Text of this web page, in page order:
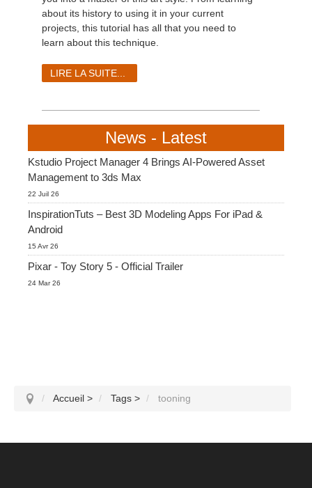
Softimage
LightWave
SketchUp
about its history to using it in your current
projects, this tutorial has all that you need to
learn about this technique.
LIRE LA SUITE...
News - Latest
Kstudio Project Manager 4 Brings AI-Powered Asset
Management to 3ds Max
22 Juil 26
InspirationTuts – Best 3D Modeling Apps For iPad &
Android
15 Avr 26
Pixar - Toy Story 5 - Official Trailer
24 Mar 26
Accueil > Tags > tooning